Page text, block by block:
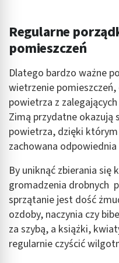
Regularne
pomieszczeń
Dlatego bardzo ważne
wietrzenie
powietrza z
Zimą przydatne okazują
powietrza, dzięki
zachowana
By uniknąć zbierania się
gromadzenia drobnych
sprzątanie jest dość
ozdoby, naczynia czy
za szybą, a książki,
regularnie czyścić
Pomiar efektywności
kombinacji danych z
Rozwój i ulepszanie usług
Wykorzystywanie
wyboru treści
Funkcje specjalne IAB:
Użycie dokładnych
Identyfikowanie
aktywnie żądanych
Cele przetwarzania inne niż IAB:
Niezbędne